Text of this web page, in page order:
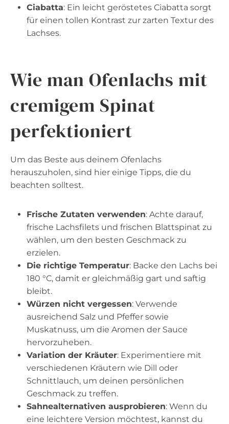
Ciabatta: Ein leicht geröstetes Ciabatta sorgt
für einen tollen Kontrast zur zarten Textur des
Lachses.
Wie man Ofenlachs mit
cremigem Spinat
perfektioniert
Um das Beste aus deinem Ofenlachs
herauszuholen, sind hier einige Tipps, die du
beachten solltest.
Frische Zutaten verwenden: Achte darauf,
frische Lachsfilets und frischen Blattspinat zu
wählen, um den besten Geschmack zu
erzielen.
Die richtige Temperatur: Backe den Lachs bei
180 °C, damit er gleichmäßig gart und saftig
bleibt.
Würzen nicht vergessen: Verwende
ausreichend Salz und Pfeffer sowie
Muskatnuss, um die Aromen der Sauce
hervorzuheben.
Variation der Kräuter: Experimentiere mit
verschiedenen Kräutern wie Dill oder
Schnittlauch, um deinen persönlichen
Geschmack zu treffen.
Sahnealternativen ausprobieren: Wenn du
eine leichtere Version möchtest, kannst du